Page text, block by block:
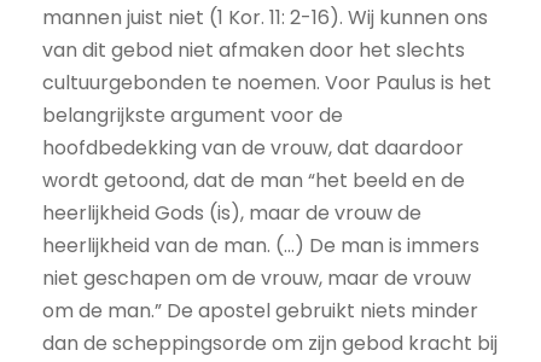
mannen juist niet (1 Kor. 11: 2-16). Wij kunnen ons
van dit gebod niet afmaken door het slechts
cultuurgebonden te noemen. Voor Paulus is het
belangrijkste argument voor de
hoofdbedekking van de vrouw, dat daardoor
wordt getoond, dat de man “het beeld en de
heerlijkheid Gods (is), maar de vrouw de
heerlijkheid van de man. (...) De man is immers
niet geschapen om de vrouw, maar de vrouw
om de man.” De apostel gebruikt niets minder
dan de scheppingsorde om zijn gebod kracht bij